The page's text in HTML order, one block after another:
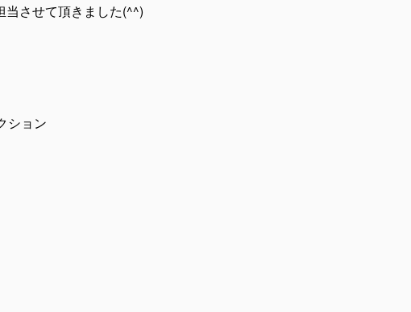
させて頂きました(^^)
ション